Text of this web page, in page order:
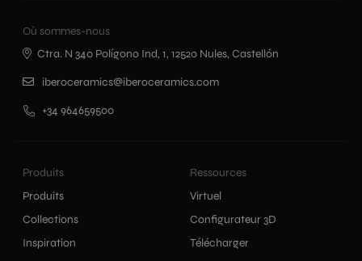
Produits
Produits
Collections
Inspiration
Ressources
Virtuel
Configurateur 3D
Télécharger
Où sommes-nous
Ctra. N 340 Polígono Ind, 1, 12520 Nules, Castellón
iberoceramics@iberoceramics.com
+34 964659500